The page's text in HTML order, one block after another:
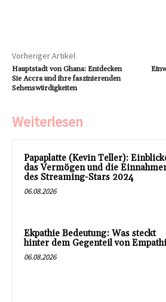
Vorheriger Artikel
Hauptstadt von Ghana: Entdecken
Sie Accra und ihre faszinierenden
Sehenswürdigkeiten
Weiterlesen
Papaplatte (Kevin Teller):
das Vermögen und die
des Streaming-Stars 2024
06.08.2026
Ekpathie Bedeutung: Was steckt
hinter dem Gegenteil von
06.08.2026